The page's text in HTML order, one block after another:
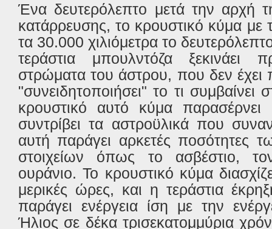
Ένα δευτερόλεπτο μετά την αρχή
κατάρρευσης, το κρουστικό κύμα με
τα 30.000 χιλιόμετρα το
τεράστια μπουλντόζα ξεκινάει
στρώματα του άστρου, που δεν έχει
"συνειδητοποιήσει" το τι
κρουστικό αυτό κύμα
συντρίβει τα αστροϋλικά που
αυτή παράγει αρκετές ποσότητες
στοιχείων όπως το ασβέστιο,
ουράνιο. Το κρουστικό κύμα
μερικές ώρες, και η τεράστια
παράγει ενέργεια ίση με την
Ήλιος σε δέκα τρισεκατομμύρια